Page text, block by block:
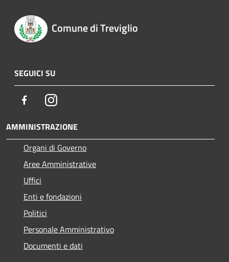
Comune di Treviglio
SEGUICI SU
FacebookInstagram
AMMINISTRAZIONE
Organi di Governo
Aree Amministrative
Uffici
Enti e fondazioni
Politici
Personale Amministrativo
Documenti e dati